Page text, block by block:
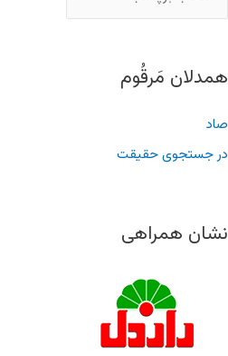
همدلان مَرقُوم
صاد
در جستجوی حقیقت
نشان همراهی